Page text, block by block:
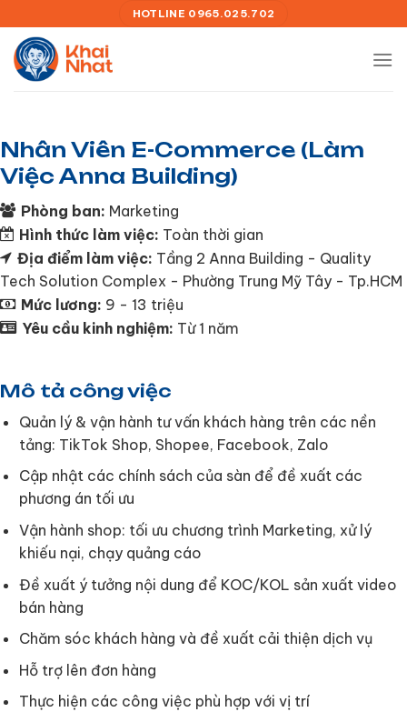
đến
nội
dung
HOTLINE 0965.025.702
Nhân Viên E-Commerce (Làm
Việc Anna Building)
Phòng ban: Marketing
Hình thức làm việc: Toàn thời gian
Địa điểm làm việc: Tầng 2 Anna Building - Quality
Tech Solution Complex - Phường Trung Mỹ Tây - Tp.HCM
Mức lương: 9 - 13 triệu
Yêu cầu kinh nghiệm: Từ 1 năm
Mô tả công việc
Quản lý & vận hành tư vấn khách hàng trên các nền
tảng: TikTok Shop, Shopee, Facebook, Zalo
Cập nhật các chính sách của sàn để đề xuất các
phương án tối ưu
Vận hành shop: tối ưu chương trình Marketing, xử lý
khiếu nại, chạy quảng cáo
Đề xuất ý tưởng nội dung để KOC/KOL sản xuất video
bán hàng
Chăm sóc khách hàng và đề xuất cải thiện dịch vụ
Hỗ trợ lên đơn hàng
Thực hiện các công việc phù hợp với vị trí